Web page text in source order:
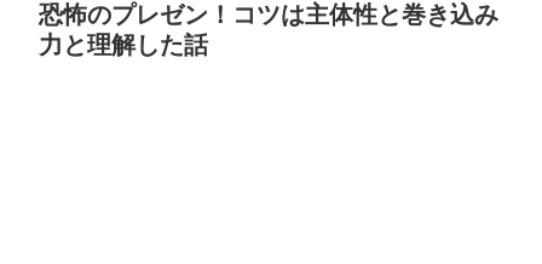
恐怖のプレゼン！コツは主体性と巻き込み
力と理解した話